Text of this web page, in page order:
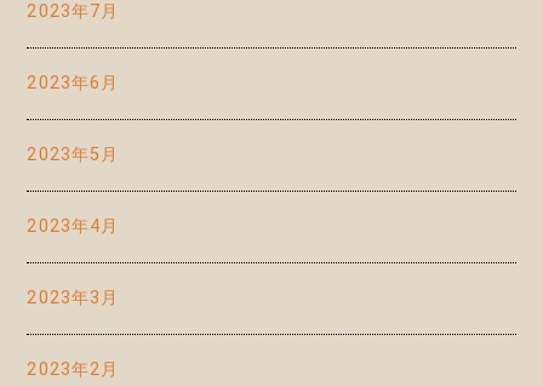
2023年7月
2023年6月
2023年5月
2023年4月
2023年3月
2023年2月